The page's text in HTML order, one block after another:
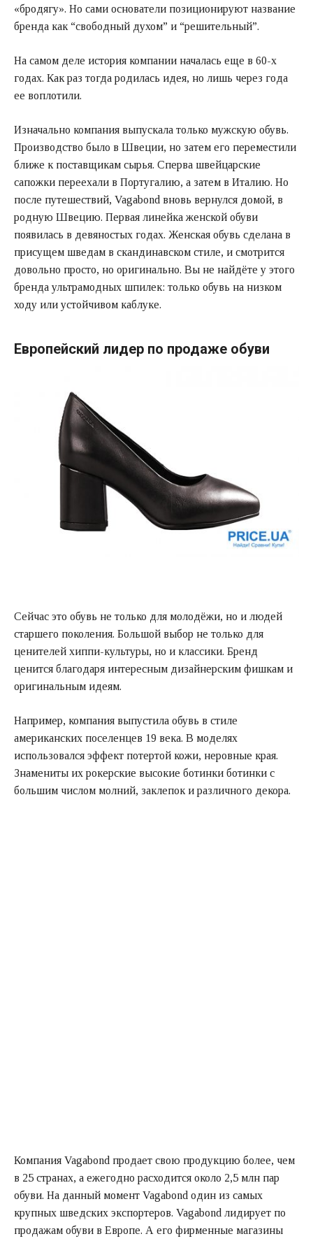
«бродягу». Но сами основатели позиционируют название
бренда как “свободный духом” и “решительный”.
На самом деле история компании началась еще в 60-х
годах. Как раз тогда родилась идея, но лишь через года
ее воплотили.
Изначально компания выпускала только мужскую обувь.
Производство было в Швеции, но затем его переместили
ближе к поставщикам сырья. Сперва швейцарские
сапожки переехали в Португалию, а затем в Италию. Но
после путешествий, Vagabond вновь вернулся домой, в
родную Швецию. Первая линейка женской обуви
появилась в девяностых годах. Женская обувь сделана в
присущем шведам в скандинавском стиле, и смотрится
довольно просто, но оригинально. Вы не найдёте у этого
бренда ультрамодных шпилек: только обувь на низком
ходу или устойчивом каблуке.
Европейский лидер по продаже обуви
Сейчас это обувь не только для молодёжи, но и людей
старшего поколения. Большой выбор не только для
ценителей хиппи-культуры, но и классики. Бренд
ценится благодаря интересным дизайнерским фишкам и
оригинальным идеям.
Например, компания выпустила обувь в стиле
американских поселенцев 19 века. В моделях
использовался эффект потертой кожи, неровные края.
Знамениты их рокерские высокие ботинки ботинки с
большим числом молний, заклепок и различного декора.
Компания Vagabond продает свою продукцию более, чем
в 25 странах, а ежегодно расходится около 2,5 млн пар
обуви. На данный момент Vagabond один из самых
крупных шведских экспортеров. Vagabond лидирует по
продажам обуви в Европе. А его фирменные магазины